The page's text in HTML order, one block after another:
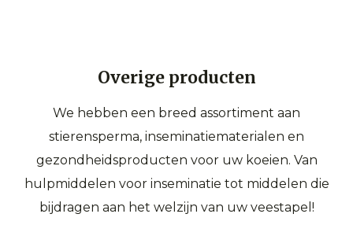
Overige producten
We hebben een breed assortiment aan
stierensperma, inseminatiematerialen en
gezondheidsproducten voor uw koeien. Van
hulpmiddelen voor inseminatie tot middelen die
bijdragen aan het welzijn van uw veestapel!